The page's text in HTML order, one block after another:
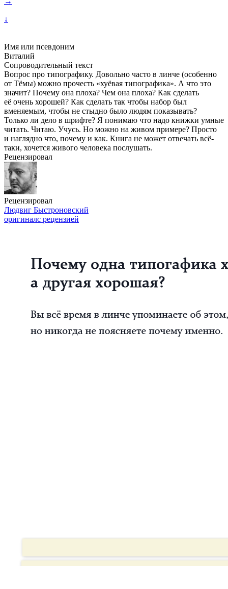
↓
Имя или псевдоним
Виталий
Сопроводительный текст
Вопрос про типографику. Довольно часто в линче (особенно
от Тёмы) можно прочесть «хуёвая типографика». А что это
значит? Почему она плоха? Чем она плоха? Как сделать
её очень хорошей? Как сделать так чтобы набор был
вменяемым, чтобы не стыдно было людям показывать?
Только ли дело в шрифте? Я понимаю что надо книжки умные
читать. Читаю. Учусь. Но можно на живом примере? Просто
и наглядно что, почему и как. Книга не может отвечать всё-
таки, хочется живого человека послушать.
Рецензировал
Рецензировал
Людвиг Быстроновский
оригиналс рецензией